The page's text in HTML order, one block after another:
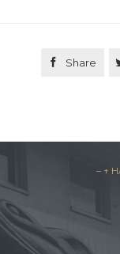
 Share
– ↑